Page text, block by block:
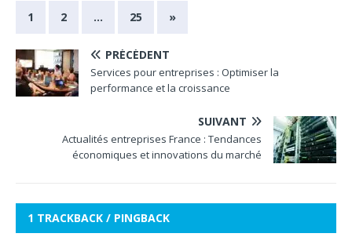
1 2 … 25 »
PRÉCÉDENT
Services pour entreprises : Optimiser la
performance et la croissance
SUIVANT
Actualités entreprises France : Tendances
économiques et innovations du marché
1 TRACKBACK / PINGBACK